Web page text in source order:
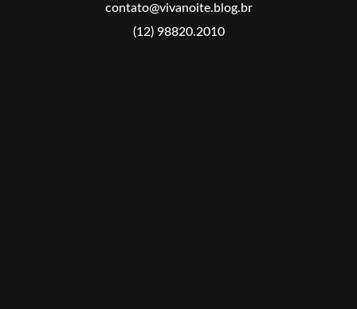
contato@vivanoite.blog.br
(12) 98820.2010